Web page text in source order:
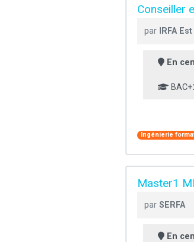
Conseiller
par IRFA Est
En
Ingénierie
Master1
par SERFA
En